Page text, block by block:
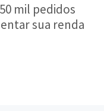
mil pedidos
sua renda